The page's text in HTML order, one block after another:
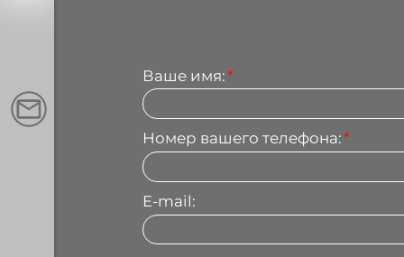
Ваше имя:*
Номер вашего телефона:*
E-mail: